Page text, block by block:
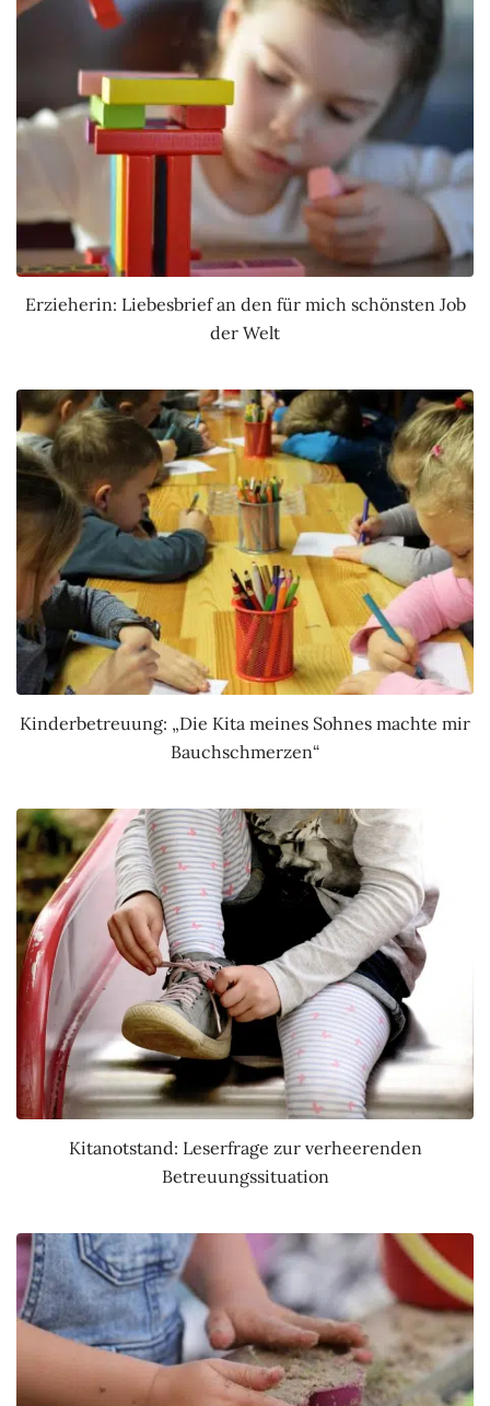
Erzieherin: Liebesbrief an den für mich schönsten Job
der Welt
Kinderbetreuung: „Die Kita meines Sohnes machte mir
Bauchschmerzen“
Kitanotstand: Leserfrage zur verheerenden
Betreuungssituation